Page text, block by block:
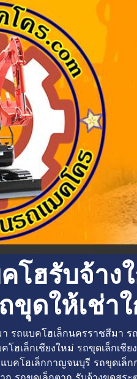
โฮรับจ้าง
ขุดให้เช่า
รถแบคโฮเล็กนครราชสีมา
โฮเล็กเชียงใหม่ รถขุดเล็กเชี
บคโฮเล็กกาญจนบุรี รถขุดเ